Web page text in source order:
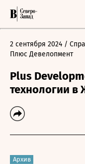
2 сентября 2024 /
Плюс Девелопмент
Plus
технологии в
Архив